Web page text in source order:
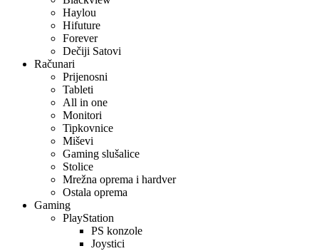
Haylou
Hifuture
Forever
Dečiji Satovi
Računari
Prijenosni
Tableti
All in one
Monitori
Tipkovnice
Miševi
Gaming slušalice
Stolice
Mrežna oprema i hardver
Ostala oprema
Gaming
PlayStation
PS konzole
Joystici